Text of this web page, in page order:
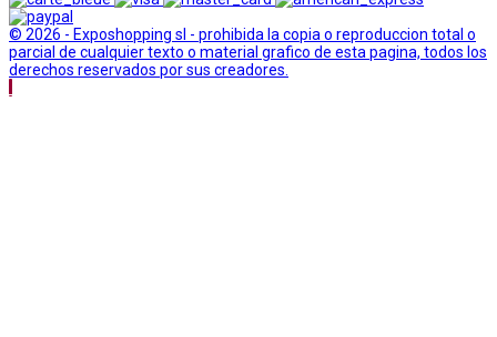
© 2026 - Exposhopping sl - prohibida la copia o reproduccion total o
parcial de cualquier texto o material grafico de esta pagina, todos los
derechos reservados por sus creadores.